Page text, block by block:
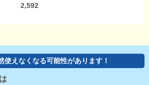
2,592
使えなくなる可能性があります！